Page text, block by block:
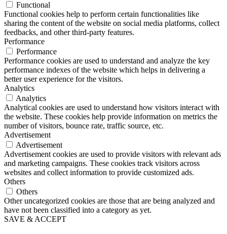
Functional
Functional cookies help to perform certain functionalities like
sharing the content of the website on social media platforms, collect
feedbacks, and other third-party features.
Performance
Performance
Performance cookies are used to understand and analyze the key
performance indexes of the website which helps in delivering a
better user experience for the visitors.
Analytics
Analytics
Analytical cookies are used to understand how visitors interact with
the website. These cookies help provide information on metrics the
number of visitors, bounce rate, traffic source, etc.
Advertisement
Advertisement
Advertisement cookies are used to provide visitors with relevant ads
and marketing campaigns. These cookies track visitors across
websites and collect information to provide customized ads.
Others
Others
Other uncategorized cookies are those that are being analyzed and
have not been classified into a category as yet.
SAVE & ACCEPT